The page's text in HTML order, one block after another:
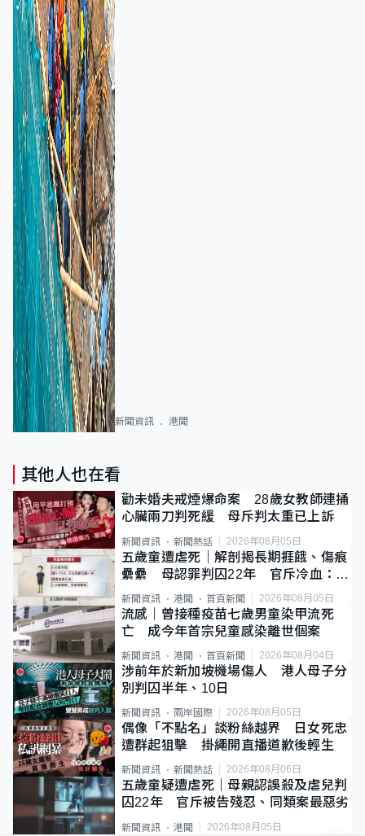
新聞資訊 港聞
其他人也在看
勸未婚夫戒煙爆命案 28歲女教師連捅
心臟兩刀判死緩 母斥判太重已上訴
新聞資訊 新聞熱話 2026年08月05日
五歲童遭虐死｜解剖揭長期捱餓、傷痕
纍纍 母認罪判囚22年 官斥冷血：同
類案最惡劣
新聞資訊 港聞 首頁新聞 2026年08月05日
流感｜曾接種疫苗七歲男童染甲流死
亡 成今年首宗兒童感染離世個案
新聞資訊 港聞 首頁新聞 2026年08月04日
涉前年於新加坡機場傷人 港人母子分
別判囚半年、10日
新聞資訊 兩岸國際 2026年08月05日
偶像「不點名」談粉絲越界 日女死忠
遭群起狙擊 掛繩開直播道歉後輕生
新聞資訊 新聞熱話 2026年08月06日
五歲童疑遭虐死｜母親認誤殺及虐兒判
囚22年 官斥被告殘忍、同類案最惡劣
新聞資訊 港聞 2026年08月05日